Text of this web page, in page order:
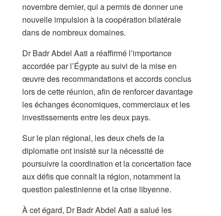
novembre dernier, qui a permis de donner une
nouvelle impulsion à la coopération bilatérale
dans de nombreux domaines.
Dr Badr Abdel Aati a réaffirmé l’importance
accordée par l’Égypte au suivi de la mise en
œuvre des recommandations et accords conclus
lors de cette réunion, afin de renforcer davantage
les échanges économiques, commerciaux et les
investissements entre les deux pays.
Sur le plan régional, les deux chefs de la
diplomatie ont insisté sur la nécessité de
poursuivre la coordination et la concertation face
aux défis que connaît la région, notamment la
question palestinienne et la crise libyenne.
À cet égard, Dr Badr Abdel Aati a salué les